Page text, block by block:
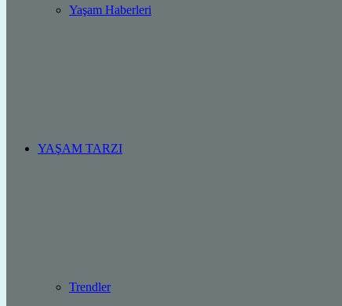
Yaşam Haberleri
YAŞAM TARZI
Trendler